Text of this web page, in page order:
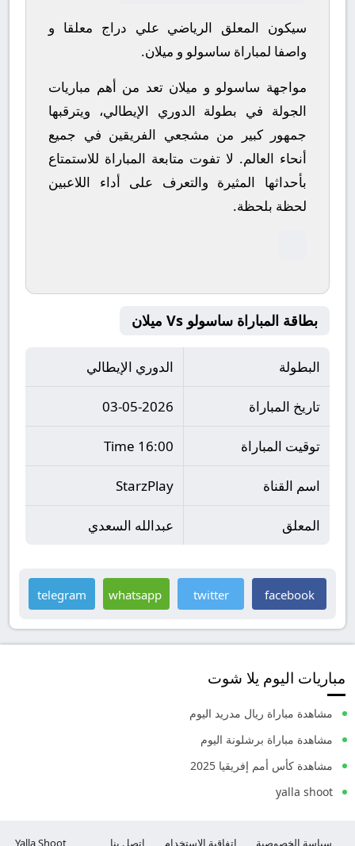
سيكون المعلق الرياضي علي دراج معلقا و
واصفا لمباراة ساسولو و ميلان.
مواجهة ساسولو و ميلان تعد من أهم مباريات
الجولة في بطولة الدوري الإيطالي، ويترقبها
جمهور كبير من مشجعي الفريقين في جميع
أنحاء العالم. لا تفوت متابعة المباراة للاستمتاع
بأحداثها المثيرة والتعرف على أداء اللاعبين
لحظة بلحظة.
بطاقة المباراة ساسولو Vs ميلان
البطولة الدوري الإيطالي
تاريخ المباراة 03-05-2026
توقيت المباراة 16:00 Time
اسم القناة StarzPlay
المعلق عبدالله السعدي
facebook
twitter
whatsapp
telegram
مباريات اليوم يلا شوت
مشاهدة مباراة ريال مدريد اليوم
مشاهدة مباراة برشلونة اليوم
مشاهدة كأس أمم إفريقيا 2025
yalla shoot
Yalla Shoot سياسة الخصوصية إتفاقية الاستخدام إتصل بنا